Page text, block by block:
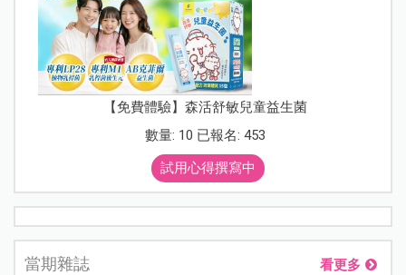
【免費體驗】森活舒敏兒童益生菌
數量: 10 已報名: 453
試用心得撰寫中
當期雜誌 看更多